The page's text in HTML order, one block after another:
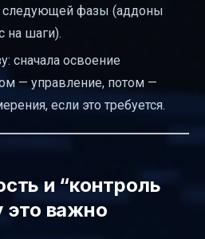
следующей фазы (аддоны
на шаги).
сначала освоение
— управление, потом —
если это требуется.
и “контроль
это важно